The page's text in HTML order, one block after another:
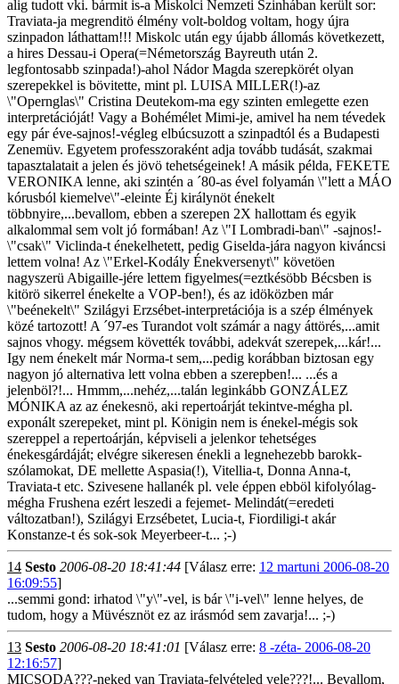
alig tudott vki. bármit is-a Miskolci Nemzeti Szinhában került sor:
Traviata-ja megrenditö élmény volt-boldog voltam, hogy újra
szinpadon láthattam!!! Miskolc után egy újabb állomás következett,
a hires Dessau-i Opera(=Németország Bayreuth után 2.
legfontosabb szinpada!)-ahol Nádor Magda szerepkörét olyan
szerepekkel is bövitette, mint pl. LUISA MILLER(!)-az
\"Opernglas\" Cristina Deutekom-ma egy szinten emlegette ezen
interpretációját! Vagy a Bohémélet Mimi-je, amivel ha nem tévedek
egy pár éve-sajnos!-végleg elbúcsuzott a szinpadtól és a Budapesti
Zenemüv. Egyetem professzoraként adja tovább tudását, szakmai
tapasztalatait a jelen és jövö tehetségeinek! A másik példa, FEKETE
VERONIKA lenne, aki szintén a ´80-as ével folyamán \"lett a MÁO
kórusból kiemelve\"-eleinte Éj királynöt énekelt
többnyire,...bevallom, ebben a szerepen 2X hallottam és egyik
alkalommal sem volt jó formában! Az \"I Lombradi-ban\" -sajnos!-
\"csak\" Viclinda-t énekelhetett, pedig Giselda-jára nagyon kiváncsi
lettem volna! Az \"Erkel-Kodály Énekversenyt\" követöen
nagyszerü Abigaille-jére lettem figyelmes(=eztkésöbb Bécsben is
kitörö sikerrel énekelte a VOP-ben!), és az idöközben már
\"beénekelt\" Szilágyi Erzsébet-interpretációja is a szép élmények
közé tartozott! A ´97-es Turandot volt számár a nagy áttörés,...amit
sajnos vhogy. mégsem követték további, adekvát szerepek,...kár!...
Igy nem énekelt már Norma-t sem,...pedig korábban biztosan egy
nagyon jó alternativa lett volna ebben a szerepben!... ...és a
jelenböl?!... Hmmm,...nehéz,...talán leginkább GONZÁLEZ
MÓNIKA az az énekesnö, aki repertoárját tekintve-mégha pl.
exponált szerepeket, mint pl. Königin nem is énekel-mégis sok
szereppel a repertoárján, képviseli a jelenkor tehetséges
énekesgárdáját; elvégre sikeresen énekli a legnehezebb barokk-
szólamokat, DE mellette Aspasia(!), Vitellia-t, Donna Anna-t,
Traviata-t etc. Szivesene hallanék pl. vele éppen ebböl kifolyólag-
mégha Frushena ezért leszedi a fejemet- Melindát(=eredeti
változatban!), Szilágyi Erzsébetet, Lucia-t, Fiordiligi-t akár
Konstanze-t és sok-sok Meyerbeer-t... ;-)
14 Sesto 2006-08-20 18:41:44 [Válasz erre: 12 martuni 2006-08-20
16:09:55]
...semmi gond: irhatod \"y\"-vel, is bár \"i-vel\" lenne helyes, de
tudom, hogy a Müvésznöt ez az irásmód sem zavarja!... ;-)
13 Sesto 2006-08-20 18:41:01 [Válasz erre: 8 -zéta- 2006-08-20
12:16:57]
MICSODA???-neked van Traviata-felvételed vele???!... Bevallom,